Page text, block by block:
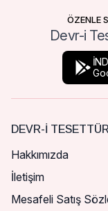
ÖZENLE
Devr-i
DEVR-I TESETTÜR
Hakkımızda
İletişim
Mesafeli Satış